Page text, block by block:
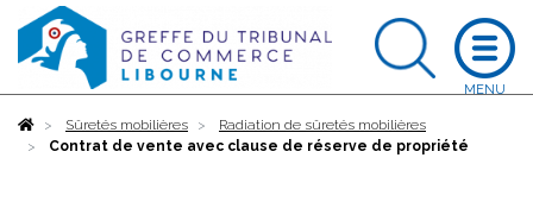
AccueilSûretés mobilières
Radiation de sûretés mobilières
Contrat de vente avec clause de réserve de propriété